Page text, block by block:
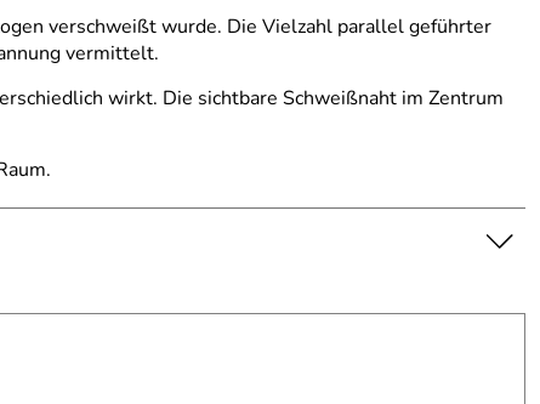
verschweißt wurde. Die Vielzahl parallel geführter
vermittelt.
wirkt. Die sichtbare Schweißnaht im Zentrum